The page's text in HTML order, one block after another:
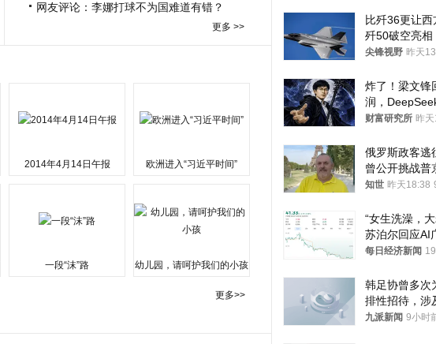
网友评论：李娜打球不为国难道有错？
更多 >>
2014年4月14日午报 欧洲进入“习近平时间”
一段“沫”路 幼儿园，请呵护我们的小孩
更多>>
比歼36更让
歼50破空亮相
的技术被拿下
尖锋视野 昨天
炸了！梁文锋
润，
财富研究所 昨
俄罗斯政客逃
曾公开挑战普
知世 昨天18:38
“女生洗澡，大
苏泊尔回应AI
频全下架，已
每日经济新闻
韩足协曾多次
排性招待，涉
预赛，韩足协
九派新闻 9小时